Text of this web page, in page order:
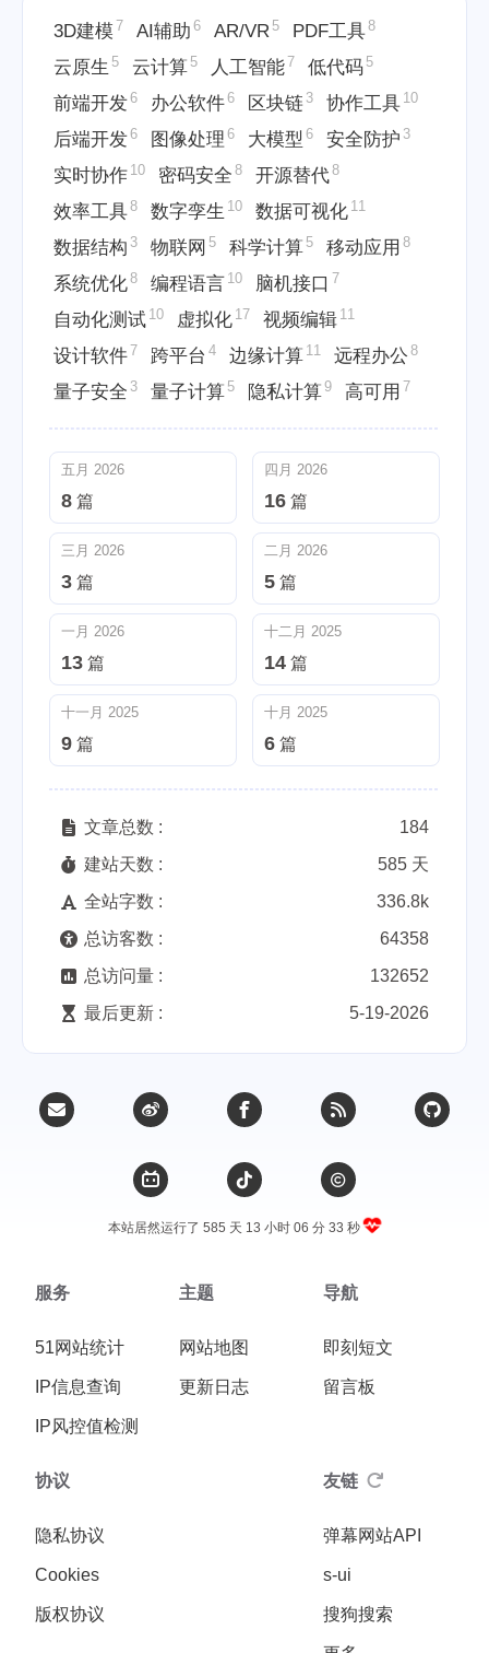
3D建模 7 AI辅助 6 AR/VR 5 PDF工具8
云原生 5 云计算 5 人工智能7 低代码 5
前端开发6 办公软件6 区块链 3 协作工具 10
后端开发6 图像处理 6 大模型 6 安全防护 3
实时协作 10 密码安全 8 开源替代8
效率工具8 数字孪生 10 数据可视化 11
数据结构 3 物联网 5 科学计算 5 移动应用 8
系统优化8 编程语言 10 脑机接口 7
自动化测试 10 虚拟化 17 视频编辑 11
设计软件7 跨平台 4 边缘计算 11 远程办公 8
量子安全 3 量子计算 5 隐私计算9 高可用 7
五月 2026
8 篇
四月 2026
16 篇
三月 2026
3 篇
二月 2026
5 篇
一月 2026
13 篇
十二月 2025
14 篇
十一月 2025
9 篇
十月 2025
6 篇
文章总数 :
184
建站天数 :
585 天
全站字数 :
336.8k
总访客数 :
64358
总访问量 :
132652
最后更新 :
5-19-2026
本站居然运行了 585 天 13 小时 06 分 34 秒
服务
51网站统计
IP信息查询
IP风控值检测
主题
网站地图
更新日志
导航
即刻短文
留言板
协议
隐私协议
Cookies
版权协议
友链
弹幕网站API
s-ui
搜狗搜索